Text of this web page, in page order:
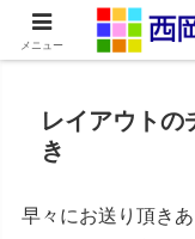
ネッ
レイアウトの
き
早々にお送り頂き
メニュー